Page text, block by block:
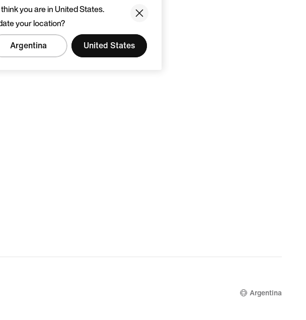
you are in United States.
your location?
Argentina United States
Argentina